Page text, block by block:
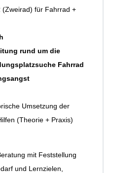
(Zweirad) für Fahrrad +
rund um die
Fahrrad
Umsetzung der
(Theorie + Praxis)
mit Feststellung
und Lernzielen,